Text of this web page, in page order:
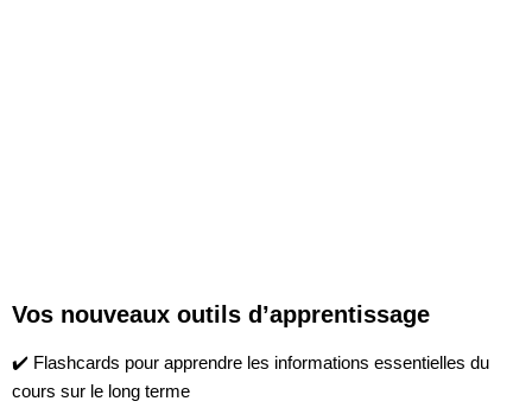
Vos nouveaux outils d’apprentissage
✔️ Flashcards pour apprendre les informations essentielles du
cours sur le long terme